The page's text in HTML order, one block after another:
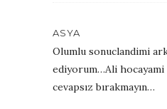
ASYA
Olumlu sonuclandimi
ediyorum…Ali hocayami
cevapsız bırakmayın…